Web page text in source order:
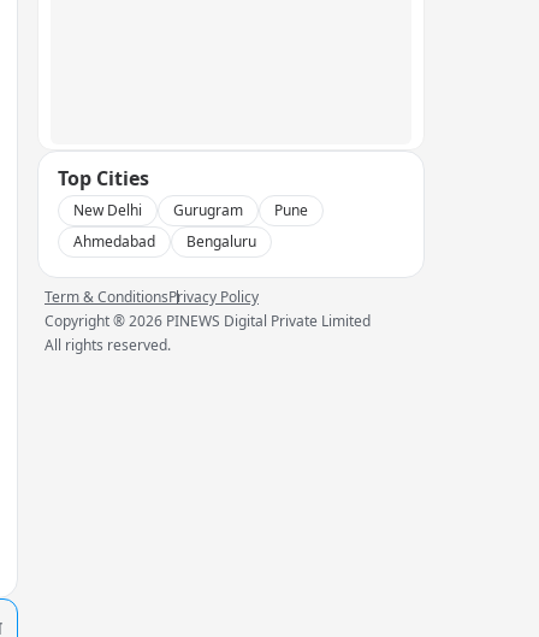
Top Cities
New Delhi Gurugram
Pune
Ahmedabad
Bengaluru
Term & ConditionsPrivacy Policy
Copyright ®2026 PINEWS Digital Private Limited
All rights reserved.